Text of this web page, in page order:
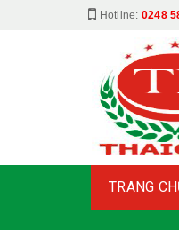
Hotline: 0248
TRANG